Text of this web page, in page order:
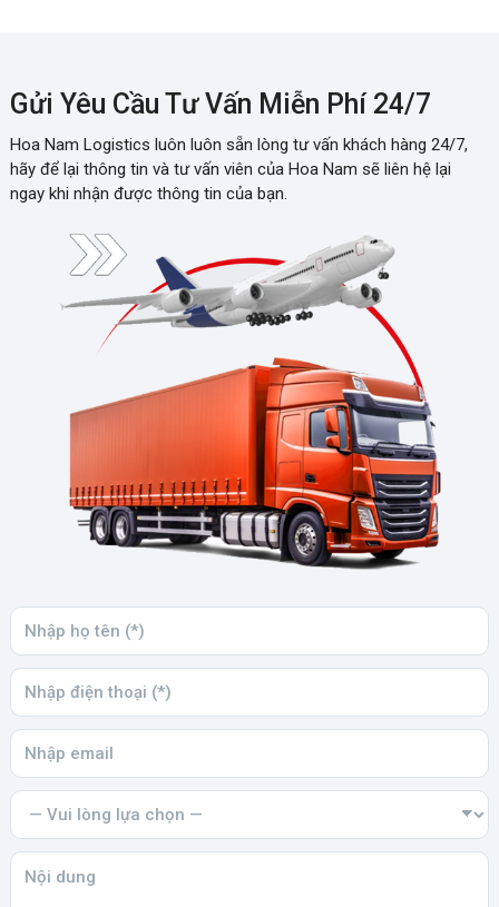
Gửi Yêu Cầu Tư Vấn Miễn Phí 24/7
Hoa Nam Logistics luôn luôn sẵn lòng tư vấn khách hàng 24/7,
hãy để lại thông tin và tư vấn viên của Hoa Nam sẽ liên hệ lại
ngay khi nhận được thông tin của bạn.